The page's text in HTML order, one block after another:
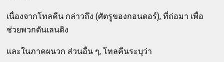
เนื่องจากโทลคีน กล่าวถึง (ศัตรูของกอนดอร์), ที่ถ่อมา เพื่อ
ช่วยพวกดันเลนดิง
และในภาคผนวก ส่วนอื่น ๆ, โทลคีนระบุว่า